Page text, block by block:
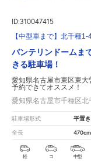
ID:310047415
【中型車まで】北千種
バンテリンドームま
きる駐車場！
愛知県名古屋市東区東大
予約できてオススメ！
愛知県名古屋市千種区
駐車場形式 平置き
全長 470cm
軽 コ 中型